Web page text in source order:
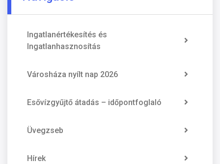
Ingatlanértékesítés és
Ingatlanhasznosítás
Városháza nyílt nap 2026
Esővízgyűjtő átadás – időpontfoglaló
Üvegzseb
Hírek